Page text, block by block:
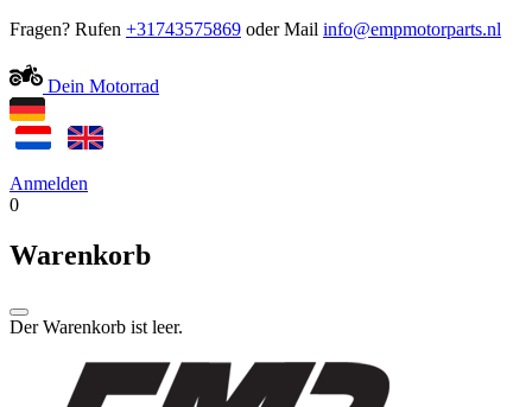
Fragen? Rufen +31743575869 oder Mail
Dein Motorrad
Anmelden
0
Warenkorb
Der Warenkorb ist leer.